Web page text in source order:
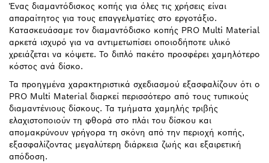
Ένας διαμαντόδισκος κοπής για όλες τις χρήσεις είναι
απαραίτητος για τους επαγγελματίες στο εργοτάξιο.
Κατασκευάσαμε τον διαμαντόδισκο κοπής PRO Multi Material
αρκετά ισχυρό για να αντιμετωπίσει οποιοδήποτε υλικό
χρειάζεται να κόψετε. Το διπλό πακέτο προσφέρει χαμηλότερο
κόστος ανά δίσκο.
Τα προηγμένα χαρακτηριστικά σχεδιασμού εξασφαλίζουν ότι ο
PRO Multi Material διαρκεί περισσότερο από τους τυπικούς
διαμαντένιους δίσκους. Τα τμήματα χαμηλής τριβής
ελαχιστοποιούν τη φθορά στο πλάι του δίσκου και
απομακρύνουν γρήγορα τη σκόνη από την περιοχή κοπής,
εξασφαλίζοντας μεγαλύτερη διάρκεια ζωής και εξαιρετική
απόδοση.